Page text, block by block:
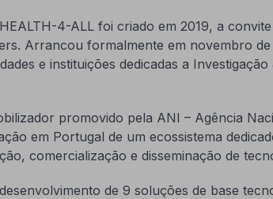
4-ALL foi criado em 2019, a
Arrancou formalmente em novembro
e instituições dedicadas a
promovido pela ANI – Agência
em Portugal de um ecossistema
comercialização e disseminação de
de 9 soluções de base